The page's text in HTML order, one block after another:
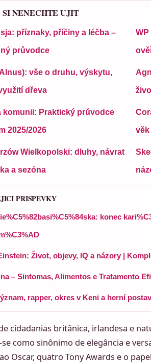
NENECHTE UJIT
příznaky, příčiny a léčba –
průvodce
vše o druhu, výskytu,
dřeva
komunii: Praktický průvodce
2025/2026 věk
Wielkopolski: dluhy, návrat
a sezóna
PRISPEVKY
konec
Život, objevy, IQ a názory |
– Sintomas, Alimentos e Tratamento
rapper, okres v Keni a herní
cidadanias britânica, irlandesa e
como sinônimo de elegância e
Oscar, quatro Tony Awards e o